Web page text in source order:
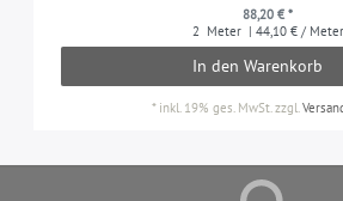
88,20 € *
2 Meter | 44,10 € / Meter
In den Warenkorb
* inkl. 19% ges. MwSt. zzgl.